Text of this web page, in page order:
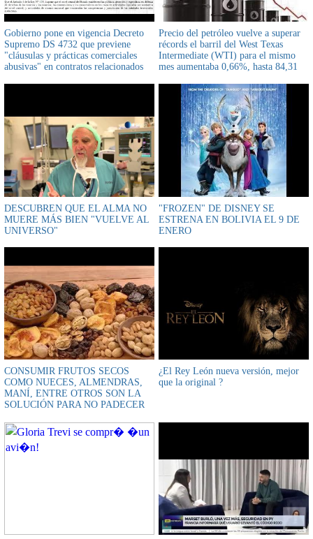
Gobierno pone en vigencia Decreto
Supremo DS 4732 que previene
"cláusulas y prácticas comerciales
abusivas" en contratos relacionados
Precio del petróleo vuelve a superar
récords el barril del West Texas
Intermediate (WTI) para el mismo
mes aumentaba 0,66%, hasta 84,31
DESCUBREN QUE EL ALMA NO
MUERE MÁS BIEN "VUELVE AL
UNIVERSO"
"FROZEN" DE DISNEY SE
ESTRENA EN BOLIVIA EL 9 DE
ENERO
CONSUMIR FRUTOS SECOS
COMO NUECES, ALMENDRAS,
MANÍ, ENTRE OTROS SON LA
SOLUCIÓN PARA NO PADECER
¿El Rey León nueva versión, mejor
que la original ?